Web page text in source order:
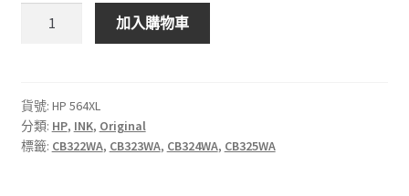
量
原
廠
加入購物車
貨號: HP 564XL
分類: HP, INK, Original
標籤: CB322WA, CB323WA, CB324WA, CB325WA